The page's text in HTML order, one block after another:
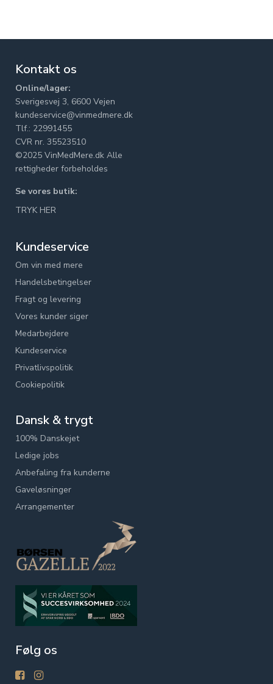
Kontakt os
Online/lager:
Sverigesvej 3, 6600 Vejen
kundeservice@vinmedmere.dk
Tlf.: 22991455
CVR nr. 35523510
©2025 VinMedMere.dk Alle
rettigheder forbeholdes
Se vores butik:
TRYK HER
Kundeservice
Om vin med mere
Handelsbetingelser
Fragt og levering
Vores kunder siger
Medarbejdere
Kundeservice
Privatlivspolitik
Cookiepolitik
Dansk & trygt
100% Danskejet
Ledige jobs
Anbefaling fra kunderne
Gaveløsninger
Arrangementer
Følg os